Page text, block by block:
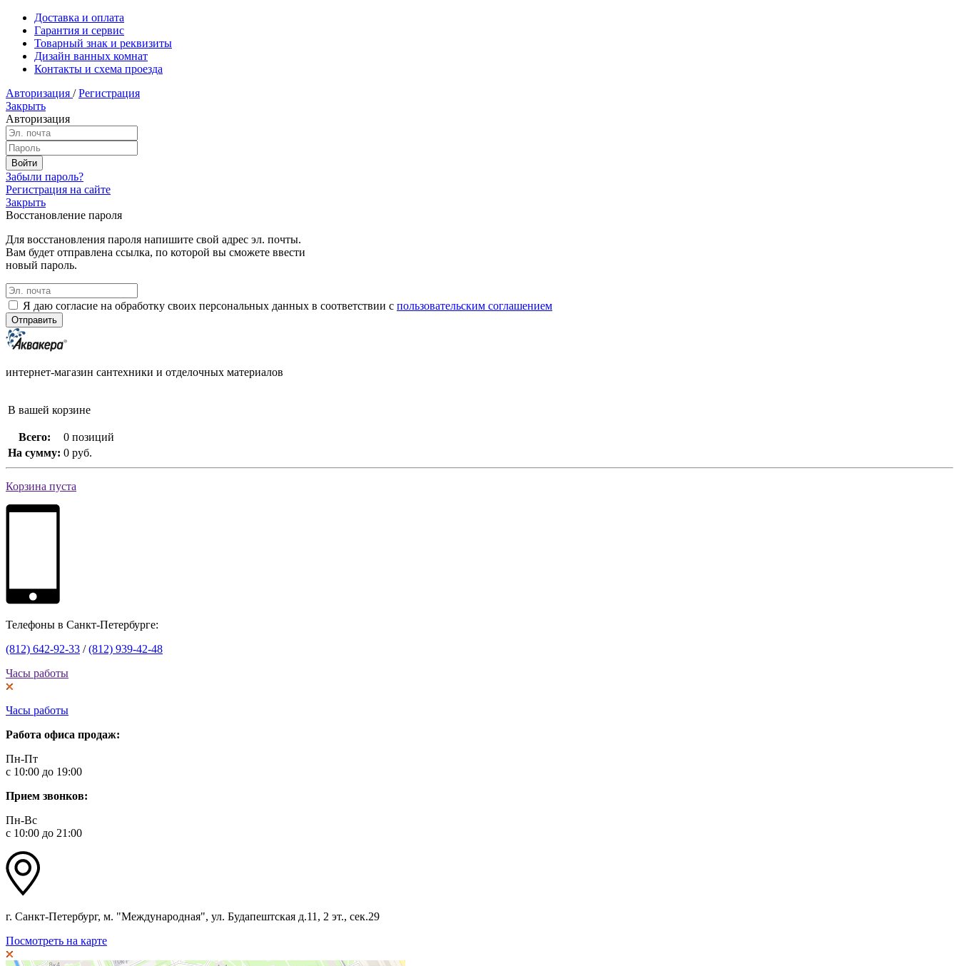
Доставка и оплата
Гарантия и сервис
Товарный знак и реквизиты
Дизайн ванных комнат
Контакты и схема проезда
Авторизация / Регистрация
Закрыть
Авторизация
Забыли пароль?
Регистрация на сайте
Закрыть
Восстановление пароля
Для восстановления пароля напишите свой адрес эл. почты.
Вам будет отправлена ссылка, по которой вы сможете ввести
новый пароль.
Я даю согласие на обработку своих персональных данных в соответствии с пользовательским соглашением
интернет-магазин сантехники и отделочных материалов
В вашей корзине
Всего:
0 позиций
На сумму: 0 руб.
Корзина пуста
Телефоны в Санкт-Петербурге:
(812) 642-92-33 /(812) 939-42-48
Часы работы
Часы работы
Работа офиса продаж:
Пн-Пт
с 10:00 до 19:00
Прием звонков:
Пн-Вс
с 10:00 до 21:00
г. Санкт-Петербург, м. "Международная", ул. Будапештская д.11, 2 эт., сек.29
Посмотреть на карте